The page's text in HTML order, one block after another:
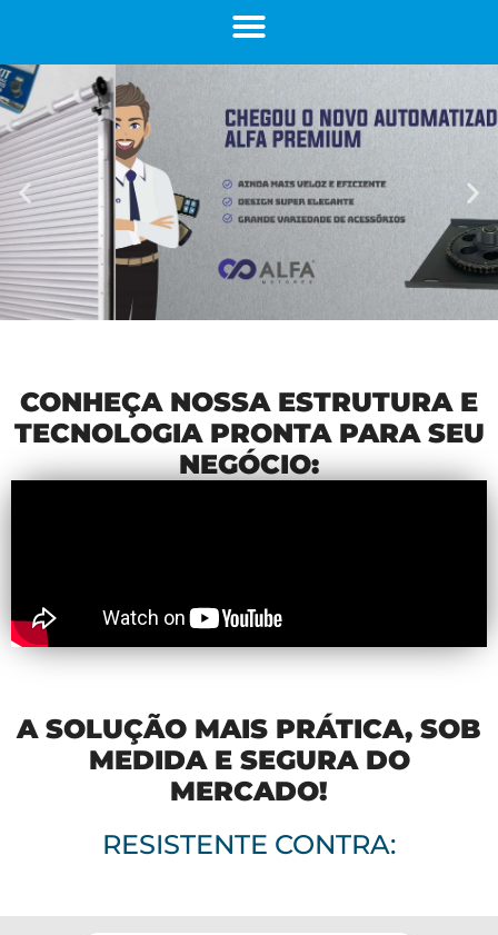
CONHEÇA NOSSA ESTRUTURA E
TECNOLOGIA PRONTA PARA SEU
NEGÓCIO:
A SOLUÇÃO MAIS PRÁTICA, SOB
MEDIDA E SEGURA DO
MERCADO!
RESISTENTE CONTRA: